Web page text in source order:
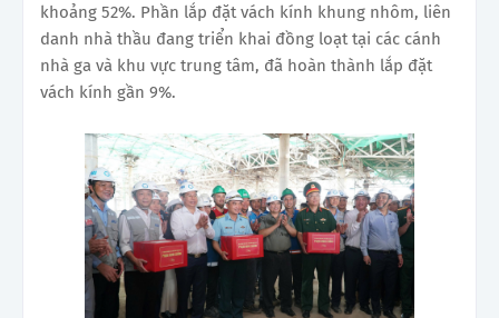
khoảng 52%. Phần lắp đặt vách kính khung nhôm, liên
danh nhà thầu đang triển khai đồng loạt tại các cánh
nhà ga và khu vực trung tâm, đã hoàn thành lắp đặt
vách kính gần 9%.